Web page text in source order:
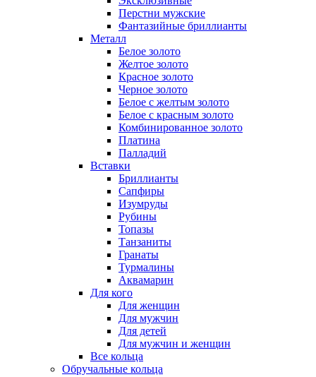
Перстни мужские
Фантазийные бриллианты
Металл
Белое золото
Желтое золото
Красное золото
Черное золото
Белое с желтым золото
Белое с красным золото
Комбинированное золото
Платина
Палладий
Вставки
Бриллианты
Сапфиры
Изумруды
Рубины
Топазы
Танзаниты
Гранаты
Турмалины
Аквамарин
Для кого
Для женщин
Для мужчин
Для детей
Для мужчин и женщин
Все кольца
Обручальные кольца